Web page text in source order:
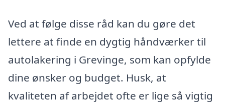
Ved at følge disse råd kan du gøre det
lettere at finde en dygtig håndværker til
autolakering i Grevinge, som kan opfylde
dine ønsker og budget. Husk, at
kvaliteten af arbejdet ofte er lige så vigtig